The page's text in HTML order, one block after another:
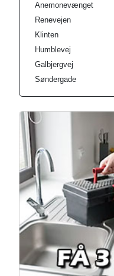
Anemonevænget
Renevejen
Klinten
Humblevej
Galbjergvej
Søndergade